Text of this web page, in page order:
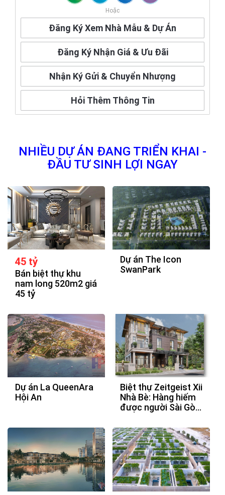
Hoặc
Đăng Ký Xem Nhà Mẫu & Dự Án
Đăng Ký Nhận Giá & Ưu Đãi
Nhận Ký Gửi & Chuyển Nhượng
Hỏi Thêm Thông Tin
NHIỀU DỰ ÁN ĐANG TRIỂN KHAI -
ĐẦU TƯ SINH LỢI NGAY
45 tỷ
Bán biệt thự khu
nam long 520m2 giá
45 tỷ
Dự án The Icon
SwanPark
Dự án La QueenAra
Hội An
Biệt thự Zeitgeist Xii
Nhà Bè: Hàng hiếm
được người Sài Gòn